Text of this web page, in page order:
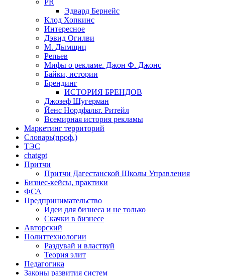
PR
Эдвард Бернейс
Клод Хопкинс
Интересное
Дэвид Огилви
М. Дымщиц
Репьев
Мифы о рекламе. Джон Ф. Джонс
Байки, истории
Брендинг
ИСТОРИЯ БРЕНДОВ
Джозеф Шугерман
​Йенс Нордфальт. Ритейл
Всемирная история рекламы
Маркетинг территорий
Словарь(проф.)
ТЭС
chatgpt
Притчи
Притчи Дагестанской Школы Управления
Бизнес-кейсы, практики
ФСА
Предпринимательство
Идеи для бизнеса и не только
Скачки в бизнесе
Авторский
Политтехнологии
Раздувай и властвуй
Теория элит
​Педагогика
Законы развития систем